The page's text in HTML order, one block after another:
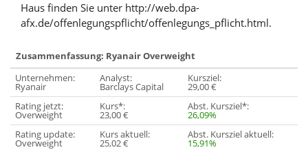
Haus finden Sie unter http://web.dpa-
afx.de/offenlegungspflicht/offenlegungs_pflicht.html.
Zusammenfassung: Ryanair Overweight
Unternehmen:
Ryanair
Analyst:
Barclays Capital
Kursziel:
29,00 €
Rating jetzt:
Overweight
Kurs*:
23,00 €
Abst. Kursziel*:
26,09%
Rating update:
Overweight
Kurs aktuell:
25,02 €
Abst. Kursziel aktuell:
15,91%